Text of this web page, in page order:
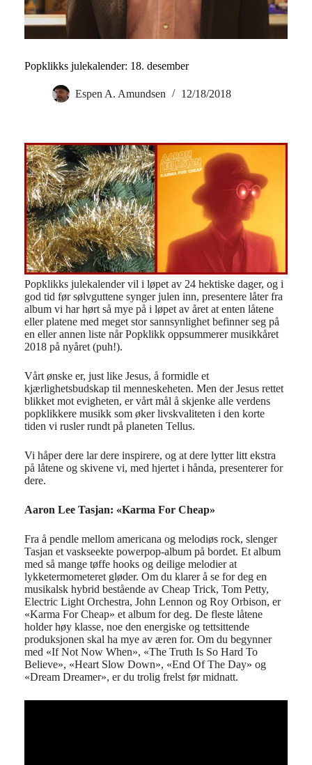
Popklikks julekalender: 18. desember
Espen A. Amundsen 12/18/2018
Popklikks julekalender vil i løpet av 24 hektiske dager, og i
god tid før sølvguttene synger julen inn, presentere låter fra
album vi har hørt så mye på i løpet av året at enten låtene
eller platene med meget stor sannsynlighet befinner seg på
en eller annen liste når Popklikk oppsummerer musikkåret
2018 på nyåret (puh!).
Vårt ønske er, just like Jesus, å formidle et
kjærlighetsbudskap til menneskeheten. Men der Jesus rettet
blikket mot evigheten, er vårt mål å skjenke alle verdens
popklikkere musikk som øker livskvaliteten i den korte
tiden vi rusler rundt på planeten Tellus.
Vi håper dere lar dere inspirere, og at dere lytter litt ekstra
på låtene og skivene vi, med hjertet i hånda, presenterer for
dere.
Aaron Lee Tasjan: «Karma For Cheap»
Fra å pendle mellom americana og melodiøs rock, slenger
Tasjan et vaskseekte powerpop-album på bordet. Et album
med så mange tøffe hooks og deilige melodier at
lykketermometeret gløder. Om du klarer å se for deg en
musikalsk hybrid bestående av Cheap Trick, Tom Petty,
Electric Light Orchestra, John Lennon og Roy Orbison, er
«Karma For Cheap» et album for deg. De fleste låtene
holder høy klasse, noe den energiske og tettsittende
produksjonen skal ha mye av æren for. Om du begynner
med «If Not Now When», «The Truth Is So Hard To
Believe», «Heart Slow Down», «End Of The Day» og
«Dream Dreamer», er du trolig frelst før midnatt.